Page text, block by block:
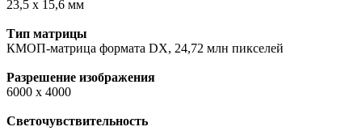
23,5 x 15,6 мм
Тип матрицы
КМОП-матрица формата DX, 24,72 млн пикселей
Разрешение изображения
6000 x 4000
Светочувствительность